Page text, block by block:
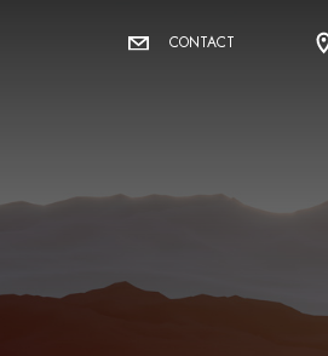
CONTACT